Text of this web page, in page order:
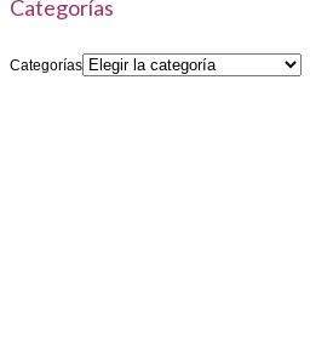
Categorías
Categorías